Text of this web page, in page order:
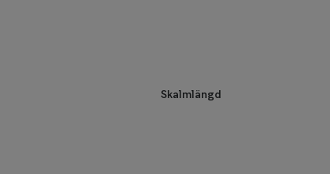
Skalmlängd